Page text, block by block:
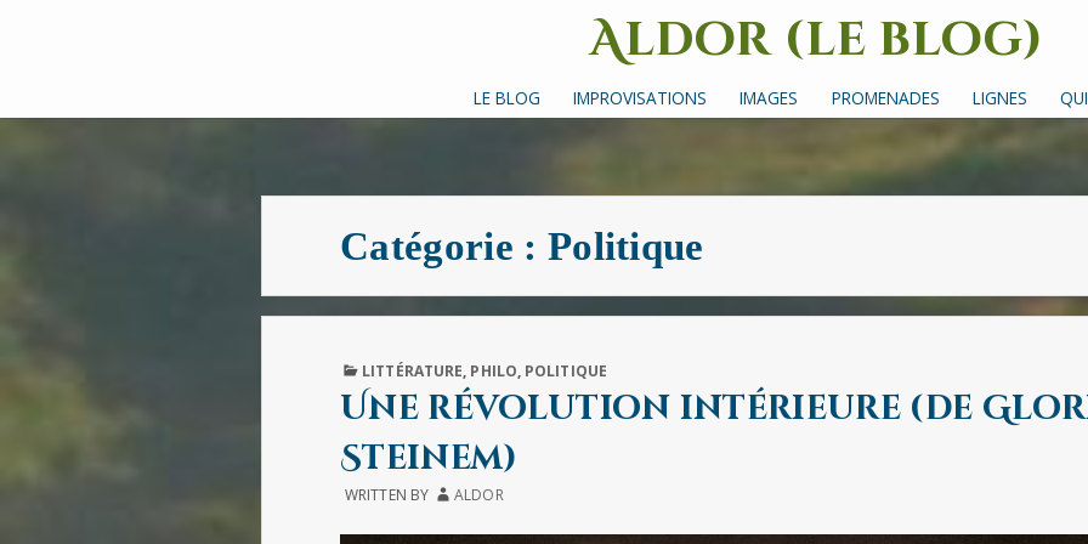
Aldor (le blog)
Un site avec des mots, des images et des sons
LE BLOG IMPROVISATIONS IMAGES PROMENADES LIGNES
Catégorie : Politique
PUBLISHED
LITTÉRATURE, PHILO, POLITIQUE
Une révolution intérieure (de
Steinem)
WRITTEN BY ALDOR